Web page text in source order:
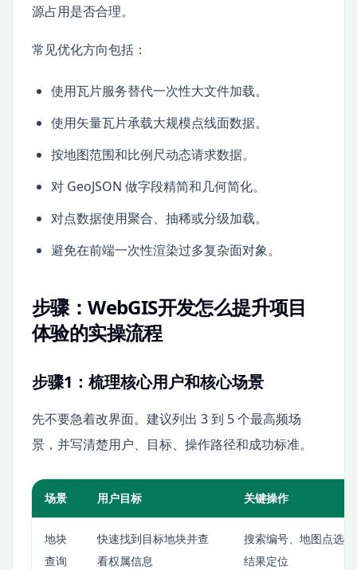
源占用是否合理。
常见优化方向包括：
使用瓦片服务替代一次性大文件加载。
使用矢量瓦片承载大规模点线面数据。
按地图范围和比例尺动态请求数据。
对 GeoJSON 做字段精简和几何简化。
对点数据使用聚合、抽稀或分级加载。
避免在前端一次性渲染过多复杂面对象。
步骤：WebGIS开发怎么提升项目
体验的实操流程
步骤1：梳理核心用户和核心场景
先不要急着改界面。建议列出 3 到 5 个最高频场
景，并写清楚用户、目标、操作路径和成功标准。
场景 用户目标 关键操作
地块
查询
快速找到目标地块并查
看权属信息
搜索编号、地图点选、
结果定位